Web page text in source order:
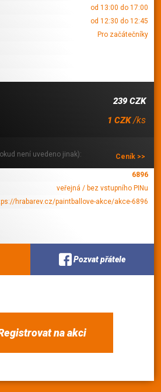
od 13:00 do 17:00
od 12:30 do 12:45
Pro začátečníky
239 CZK
1 CZK/ks
není uvedeno jinak): Ceník >>
6896
veřejná / bez vstupního PINu
hrabarev.cz/paintballove-akce/akce-6896
Pozvat přátele
na akci